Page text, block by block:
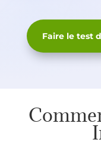
Faire le test